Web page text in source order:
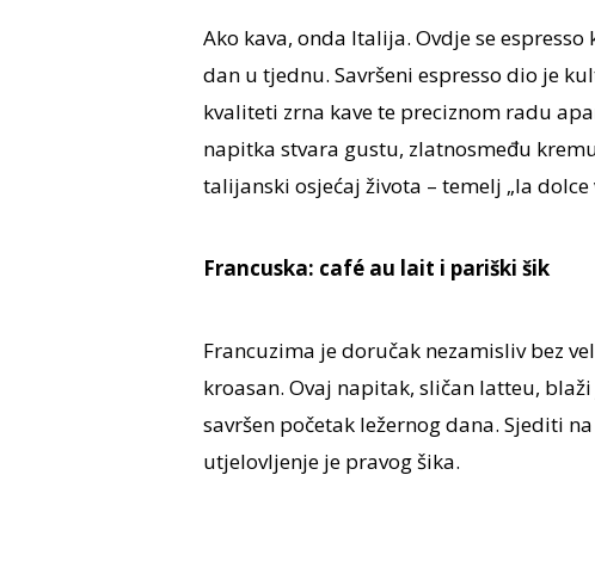
Ako kava, onda Italija. Ovdje se
dan u tjednu. Savršeni espresso dio je
kvaliteti zrna kave te preciznom radu
napitka stvara gustu, zlatnosmeđu
talijanski osjećaj života – temelj „la dolce
Francuska: café au lait i pariški šik
Francuzima je doručak nezamisliv bez
kroasan. Ovaj napitak, sličan latteu,
savršen početak ležernog dana. Sjediti
utjelovljenje je pravog šika.